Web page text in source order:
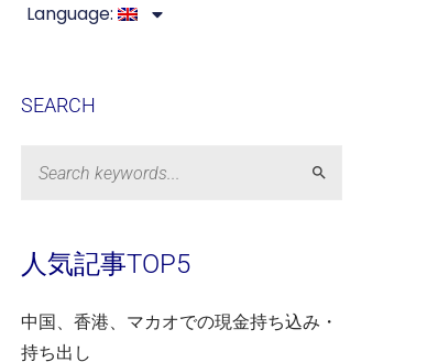
Language:
SEARCH
Search
人気記事TOP5
中国、香港、マカオでの現金持ち込み・
持ち出し